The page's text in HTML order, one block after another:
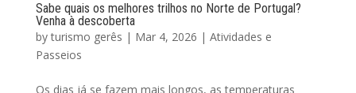
Sabe quais os melhores trilhos no Norte de Portugal?
Venha à descoberta
byturismo gerês | Mar 4, 2026 | Atividades e
Passeios
Os dias já se fazem mais longos, as temperaturas